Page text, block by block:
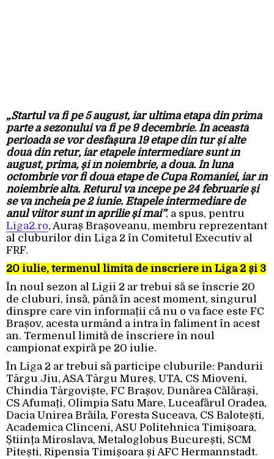
„Startul va fi pe 5 august, iar ultima etapă din prima
parte a sezonului va fi pe 9 decembrie. În această
perioadă se vor desfășura 19 etape din tur și alte
două din retur, iar etapele intermediare sunt în
august, prima, și în noiembrie, a doua. În luna
octombrie vor fi două etape de Cupa României, iar în
noiembrie alta. Returul va începe pe 24 februarie și
se va încheia pe 2 iunie. Etapele intermediare de
anul viitor sunt în aprilie și mai”, a spus, pentru
Liga2.ro, Auraș Brașoveanu, membru reprezentant
al cluburilor din Liga 2 în Comitetul Executiv al
FRF.
20 iulie, termenul limită de înscriere în Liga 2 și 3
În noul sezon al Ligii 2 ar trebui să se înscrie 20
de cluburi, însă, până în acest moment, singurul
dinspre care vin informații că nu o va face este FC
Brașov, acesta urmând a intra în faliment în acest
an. Termenul limită de înscriere în noul
campionat expiră pe 20 iulie.
În Liga 2 ar trebui să participe cluburile: Pandurii
Târgu Jiu, ASA Târgu Mureș, UTA, CS Mioveni,
Chindia Târgoviște, FC Brașov, Dunărea Călărași,
CS Afumați, Olimpia Satu Mare, Luceafărul Oradea,
Dacia Unirea Brăila, Foresta Suceava, CS Balotești,
Academica Clinceni, ASU Politehnica Timișoara,
Știința Miroslava, Metaloglobus București, SCM
Pitești, Ripensia Timișoara și AFC Hermannstadt.